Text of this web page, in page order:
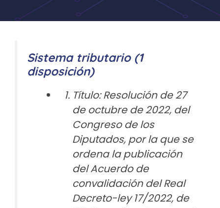
Sistema tributario (1
disposición)
Título: Resolución de 27
de octubre de 2022, del
Congreso de los
Diputados, por la que se
ordena la publicación
del Acuerdo de
convalidación del Real
Decreto-ley 17/2022, de